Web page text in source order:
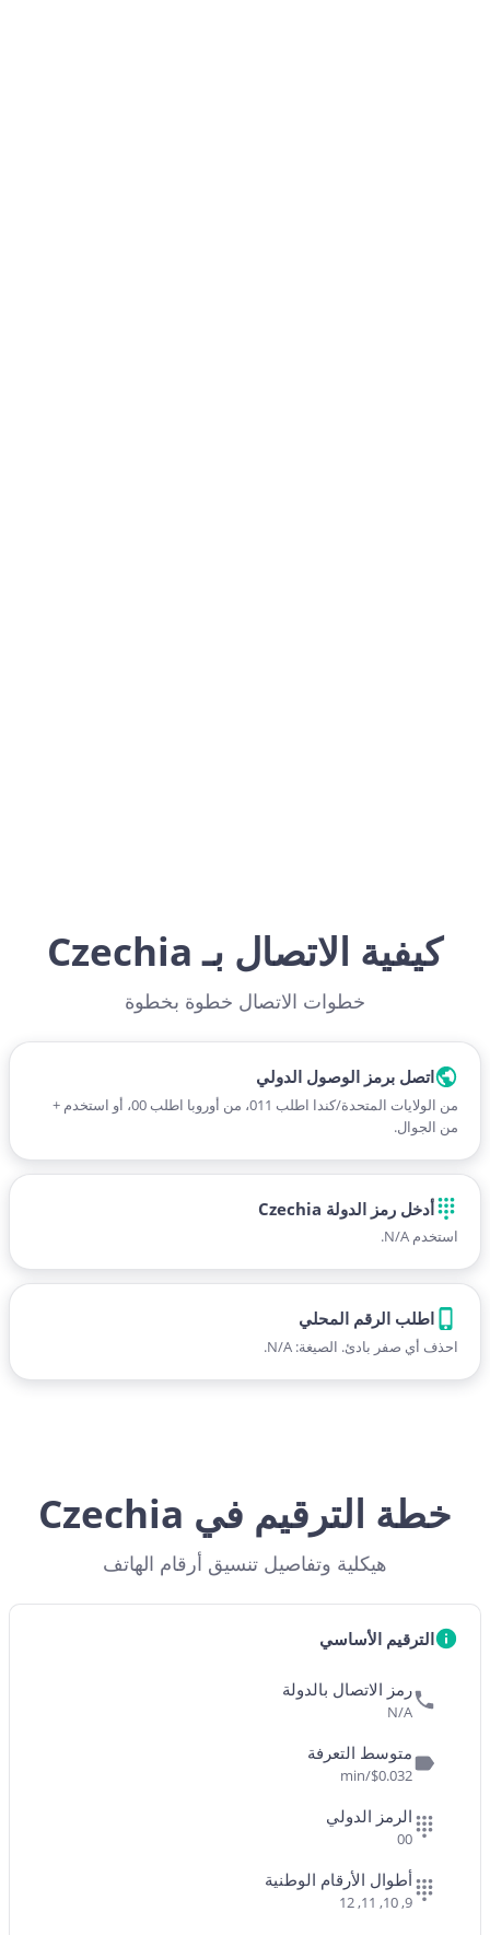
كيفية الاتصال بـ Czechia
خطوات الاتصال خطوة بخطوة
اتصل برمز الوصول الدولي
من الولايات المتحدة/كندا اطلب 011، من أوروبا اطلب 00، أو استخدم +
من الجوال.
أدخل رمز الدولة Czechia
استخدم N/A.
اطلب الرقم المحلي
احذف أي صفر بادئ. الصيغة: N/A.
خطة الترقيم في Czechia
هيكلية وتفاصيل تنسيق أرقام الهاتف
الترقيم الأساسي
رمز الاتصال بالدولة
N/A
متوسط التعرفة
$0.032/min
الرمز الدولي
00
أطوال الأرقام الوطنية
9, 10, 11, 12